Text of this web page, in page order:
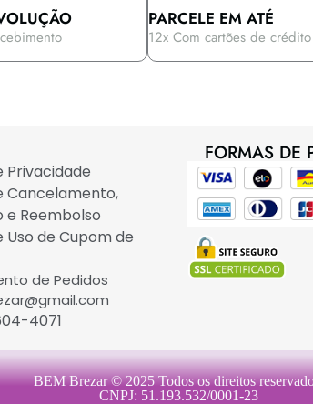
PARCELE EM ATÉ
12x Com cartões de crédito
Privacidade
Cancelamento,
e Reembolso
Uso de Cupom de
de Pedidos
4071
FORMAS DE
BEM Brezar © 2025 Todos os direitos
CNPJ: 51.193.532/0001-23